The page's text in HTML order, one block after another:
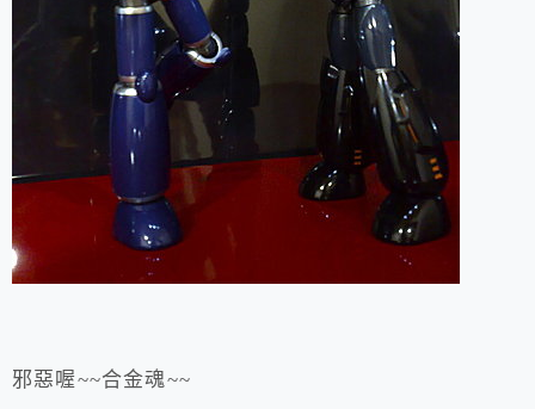
邪惡喔~~合金魂~~